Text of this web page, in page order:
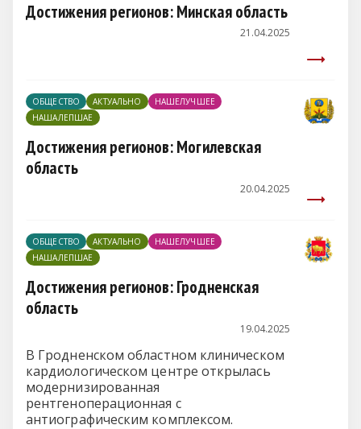
Достижения регионов: Минская область
21.04.2025
ОБЩЕСТВО АКТУАЛЬНО
НАШЕЛУЧШЕЕ
НАШАЛЕПШАЕ
Достижения регионов: Могилевская
область
20.04.2025
ОБЩЕСТВО АКТУАЛЬНО
НАШЕЛУЧШЕЕ
НАШАЛЕПШАЕ
Достижения регионов: Гродненская
область
19.04.2025
В Гродненском областном клиническом
кардиологическом центре открылась
модернизированная
рентгеноперационная с
антиографическим комплексом.